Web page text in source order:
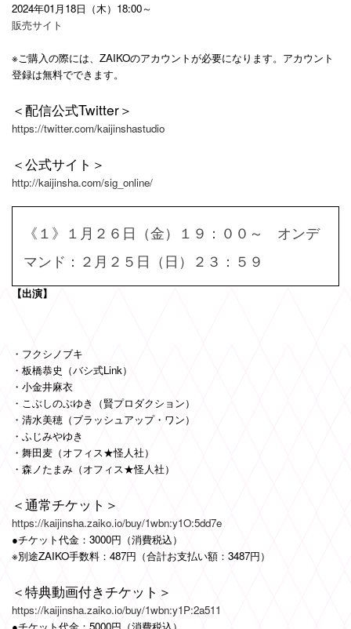
2024年01 月18日（木） 18:00～
販売サイト
※ご購入の際には、ZAIKOのアカウントが必要になります。アカウント
登録は無料でできます。
＜配信公式Twitter＞
https://twitter.com/kaijinshastudio
＜公式サイト＞
http://kaijinsha.com/sig_online/
《１》１月２６日（金）１９：００～ オンデ
マンド：２月２５日（日）２３：５９
【出演】
・フクシノブキ
・板橋恭史（バシ式Link）
・小金井麻衣
・こぶしのぶゆき（賢プロダクション）
・清水美穂（ブラッシュアップ・ワン）
・ふじみやゆき
・舞田麦（オフィス★怪人社）
・森ノたまみ（オフィス★怪人社）
＜通常チケット＞
https://kaijinsha.zaiko.io/buy/1wbn:y1O:5dd7e
●チケット代金：3000円（消費税込）
※別途ZAIKO手数料：487円（合計お支払い額：3487円）
＜特典動画付きチケット＞
https://kaijinsha.zaiko.io/buy/1wbn:y1P:2a511